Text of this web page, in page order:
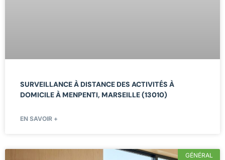
SURVEILLANCE À DISTANCE DES ACTIVITÉS À
DOMICILE À MENPENTI, MARSEILLE (13010)
EN SAVOIR +
GÉNÉRAL